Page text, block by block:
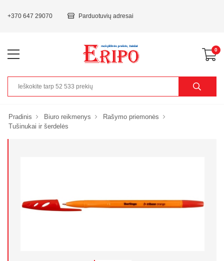
+370 647 29070 Parduotuvių adresai
0
Pradinis Biuro reikmenys
Rašymo priemonės
Tušinukai ir šerdelės